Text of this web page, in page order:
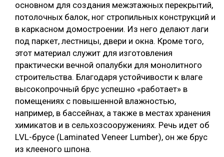
СУШКА ДРЕВЕСИНЫ
МЕБЕЛЬНОЕ ПРОИЗВОДСТВО
основном для создания межэтажных перекрытий,
потолочных балок, ног стропильных конструкций и
в каркасном домостроении. Из него делают лаги
под паркет, лестницы, двери и окна. Кроме того,
этот материал служит для изготовления
практически вечной опалубки для монолитного
строительства. Благодаря устойчивости к влаге
высокопрочный брус успешно «работает» в
помещениях с повышенной влажностью,
например, в бассейнах, а также в местах хранения
химикатов и в сельхозсооружениях. Речь идет об
LVL-брусе (Laminated Veneer Lumber), он же брус
из клееного шпона.